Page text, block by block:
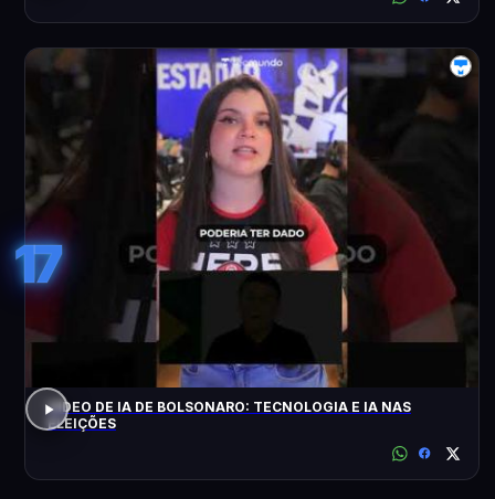
17
VÍDEO DE IA DE BOLSONARO: TECNOLOGIA E IA NAS
ELEIÇÕES